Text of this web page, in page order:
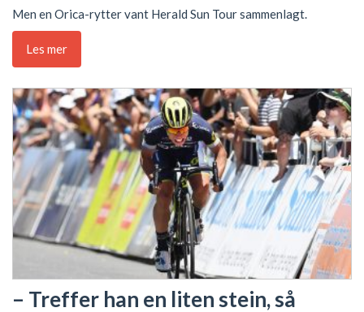
Men en Orica-rytter vant Herald Sun Tour sammenlagt.
Les mer
– Treffer han en liten stein, så